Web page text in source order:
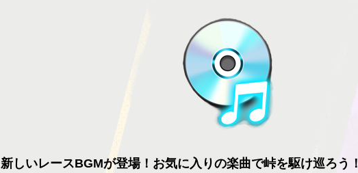
新しいレースBGMが登場！お気に入りの楽曲で峠を駆け巡ろう！